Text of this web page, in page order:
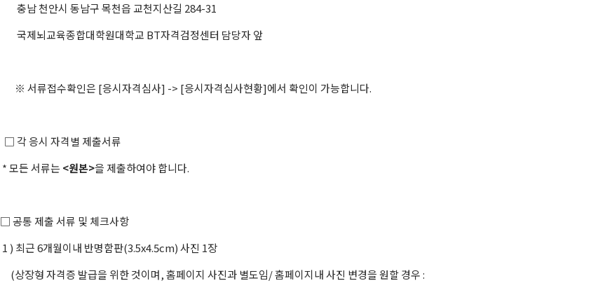
충남 천안시 동남구 목천읍 교천지산길 284-31
국제뇌교육종합대학원대학교 BT자격검정센터 담당자 앞
※ 서류접수확인은 [응시자격심사] -> [응시자격심사현황]에서 확인이 가능합니다.
□ 각 응시 자격별 제출서류
* 모든 서류는 <원본>을 제출하여야 합니다.
□ 공통 제출 서류 및 체크사항
1 ) 최근 6개월이내 반명함판(3.5x4.5cm) 사진 1장
(상장형 자격증 발급을 위한 것이며, 홈페이지 사진과 별도임/ 홈페이지내 사진 변경을 원할 경우 :